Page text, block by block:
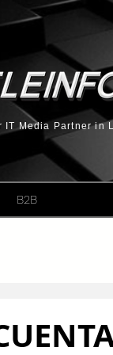
IT Media Partner in
B2B